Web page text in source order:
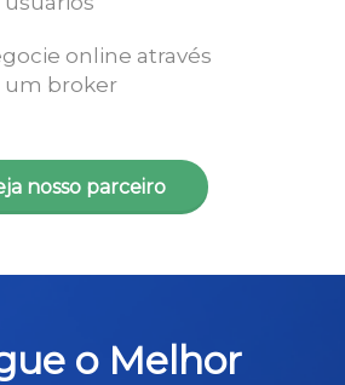
online através
um broker
nosso parceiro
o Melhor